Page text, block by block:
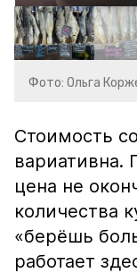
Фото: Ольга
Стоимость
вариативна.
цена не
количества
«берёшь
работает